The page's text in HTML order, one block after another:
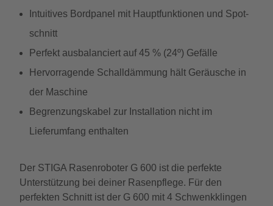
Intuitives Bordpanel mit Hauptfunktionen und Spot-
schnitt
Perfekt ausbalanciert auf 45 % (24º) Gefälle
Hervorragende Schalldämmung hält Geräusche in
der Maschine
Begrenzungskabel zur Installation nicht im
Lieferumfang enthalten
Der STIGA Rasenroboter G 600 ist die perfekte
Unterstützung bei deiner Rasenpflege. Für den
perfekten Schnitt ist der G 600 mit 4 Schwenkklingen